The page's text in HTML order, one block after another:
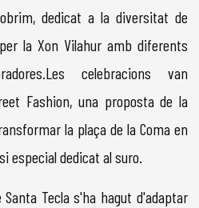
dedicat a la diversitat de
la Xon Vilahur amb diferents
celebracions van
Fashion, una proposta de la
la plaça de la Coma en
especial dedicat al suro.
Tecla s'ha hagut d'adaptar